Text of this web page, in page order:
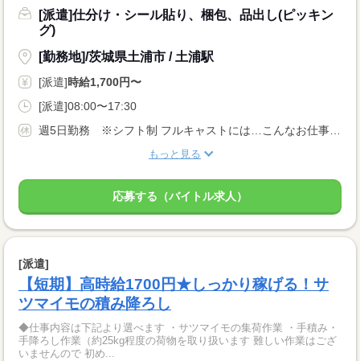
[派遣]仕分け・シール貼り、梱包、品出し(ピッキン
グ)
[勤務地]/茨城県土浦市 / 土浦駅
[派遣]時給1,700円〜
[派遣]08:00〜17:30
週5日勤務 ※シフト制 フルキャストには…こんなお仕事も！ ↓ 午前のみ・午後のみも可能！ 早朝・夜勤のお仕事もあります！
もっと見る
応募する（バイトル求人）
[派遣]
【短期】高時給1700円★しっかり稼げる！サ
ツマイモの積み降ろし
◆仕事内容は下記より選べます ・サツマイモの集荷作業 ・手積み・
手降ろし作業（約25kg程度の荷物を取り扱います 難しい作業はござ
いませんので 初め...